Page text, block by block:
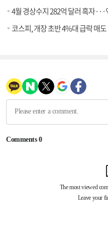
4월 경상수지 282억 달러 흑자
코스피, 개장 초반 4%대 급락 매